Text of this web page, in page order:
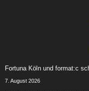
Fortuna Köln und format:c
7. August 2026